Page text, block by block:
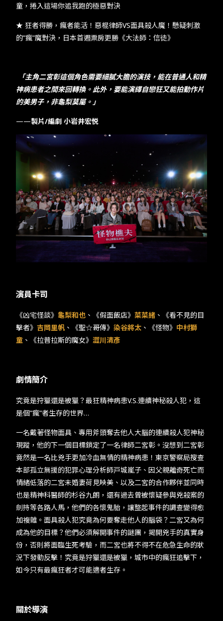
童，捲入這場你追我跑的極惡對決
★ 狂者得勝，瘋者能活！惡棍律師VS面具殺人魔！懸疑刺激
的”瘋”魔對決，日本首週票房更勝《大法師：信徒》
「主角二宮彰這個角色需要細膩大膽的演技，能在普通人和精
神病患者之間來回轉換。此外，要能演繹自戀狂又能拍動作片
的美男子，非龜梨莫屬。」
——製片/編劇 小岩井宏悦
演員卡司
《凶宅怪談》 龜梨和也 、《假面飯店》 菜菜緒 、《看不見的目
擊者》 吉岡里帆、《聖☆哥傳》 染谷將太 、《怪物》 中村獅
童 、《拉普拉斯的魔女》 澀川清彥
劇情簡介
究竟是狩獵還是被獵？最狂精神病患V.S.連續神秘殺人犯，這
是個”瘋”者生存的世界…
一名戴著怪物面具、專用斧頭奪去他人大腦的連續殺人犯神秘
現蹤，他的下一個目標鎖定了一名律師二宮彰。沒想到二宮彰
竟然是一名比兇手更加冷血無情的精神病患！東京警察局搜查
本部孤立無援的犯罪心理分析師戸城嵐子、因父親離奇死亡而
情緒低落的二宮未婚妻荷見映美、以及二宮的合作夥伴並同時
也是精神科醫師的杉谷九朗，還有過去曾被懷疑參與兇殺案的
劍持等各路人馬，他們的各懷鬼胎，讓整起事件的調查變得愈
加複雜。面具殺人犯究竟為何要奪走他人的腦袋？二宮又為何
成為他的目標？他們必須解開事件的謎團，揭開兇手的真實身
份，否則將面臨生死考驗，而二宮也將不得不在危急生命的狀
況下發動反擊！究竟是狩獵還是被獵，城市中的瘋狂追擊下，
如今只有最瘋狂者才可能適者生存。
關於導演